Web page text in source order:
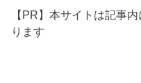
【PR】本サイトは記事
ります